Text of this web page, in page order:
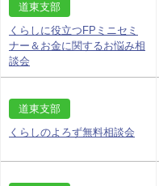
道東支部
くらしに役立つFPミニセミ
ナー＆お金に関するお悩み相
談会
道東支部
くらしのよろず無料相談会